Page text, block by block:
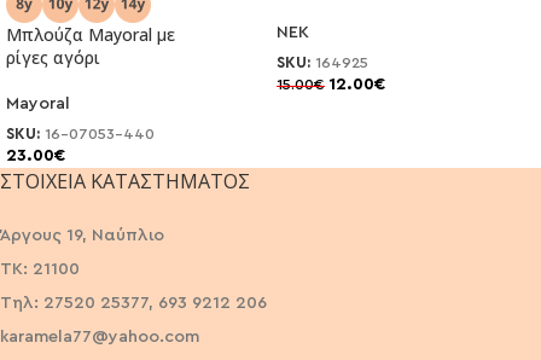
Μπλούζα Μayoral με
ρίγες αγόρι
Mayoral
SKU: 16-07053-440
23.00€
NEK
SKU: 164925
15.00€ 12.00€
ΣΤΟΙΧΕΊΑ ΚΑΤΑΣΤΉΜΑΤΟΣ
Άργους 19, Ναύπλιο
ΤΚ: 21100
Τηλ: 27520 25377, 693 9212 206
karamela77@yahoo.com